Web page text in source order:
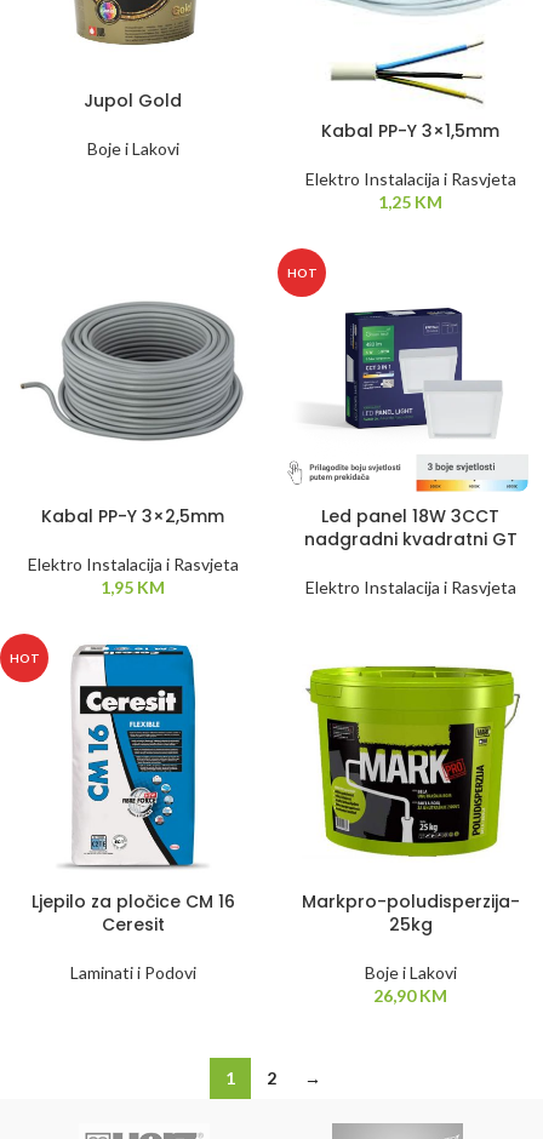
Jupol Gold
Boje i Lakovi
Kabal PP-Y 3×1,5mm
Elektro Instalacija i Rasvjeta
1,25 KM
Kabal PP-Y 3×2,5mm
Elektro Instalacija i Rasvjeta
1,95 KM
HOT
Led panel 18W 3CCT
nadgradni kvadratni GT
Elektro Instalacija i Rasvjeta
HOT
Ljepilo za pločice CM 16
Ceresit
Laminati i Podovi
Markpro-poludisperzija-
25kg
Boje i Lakovi
26,90KM
1 2 →